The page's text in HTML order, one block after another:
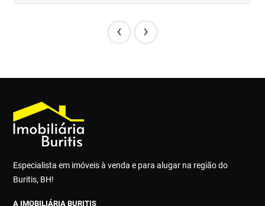
‹ ›
Especialista em imóveis à venda e para alugar na região do
Buritis, BH!
A IMOBILIÁRIA BURITIS